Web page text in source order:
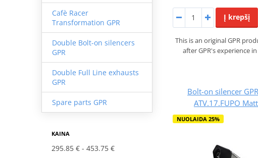
Cafè Racer
Transformation GPR
Double Bolt-on silencers
GPR
Double Full Line exhausts
GPR
Spare parts GPR
KAINA
295.85 € 453.75 €
Į krepšį
This is an original GPR
after GPR's experience
Bolt-on silencer
ATV.17.FUPO
NUOLAIDA 25%